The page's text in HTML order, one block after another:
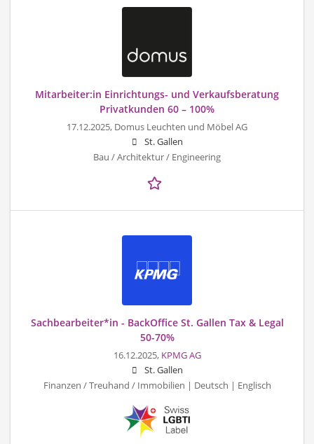
Mitarbeiter:in Einrichtungs- und Verkaufsberatung
Privatkunden 60 – 100%
17.12.2025, Domus Leuchten und Möbel AG
St. Gallen
Bau / Architektur / Engineering
Sachbearbeiter*in - BackOffice St. Gallen Tax & Legal
50-70%
16.12.2025, KPMG AG
St. Gallen
Finanzen / Treuhand / Immobilien | Deutsch | Englisch